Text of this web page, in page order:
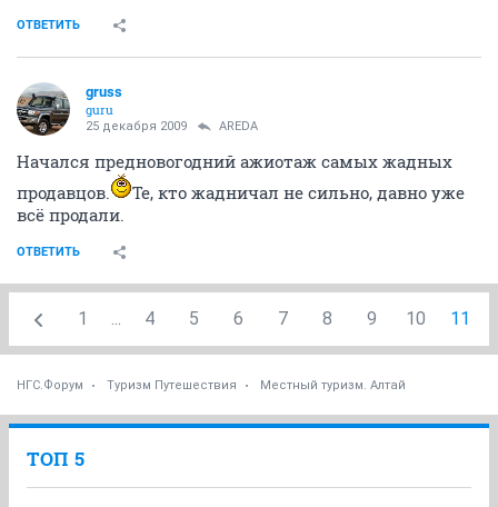
ОТВЕТИТЬ
gruss
guru
25 декабря 2009 AREDA
Начался предновогодний ажиотаж самых жадных
продавцов.
Те, кто жадничал не сильно, давно уже
всё продали.
ОТВЕТИТЬ
1 ... 4 5 6 7 8 9 10 11
НГС.Форум Туризм Путешествия Местный туризм. Алтай
ТОП 5